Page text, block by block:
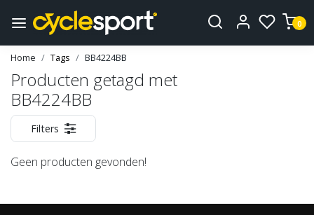
0
Home Tags BB4224BB
Producten getagd met
BB4224BB
Filters
Geen producten gevonden!